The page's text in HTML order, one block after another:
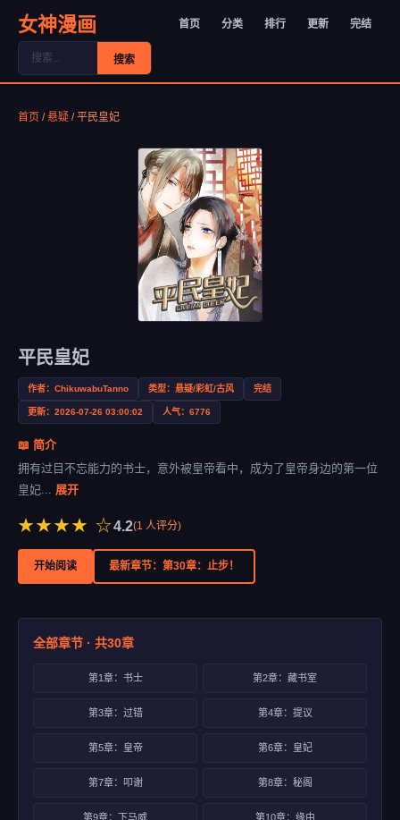
女神漫画 首页 分类 排行 更新 完结
搜索
首页 /悬疑 /平民皇妃
平民皇妃
作者：ChikuwabuTanno 类型：悬疑/彩虹/古风 完结
更新：2026-07-26 03:00:02 人气：6776
📖 简介
拥有过目不忘能力的书士，意外被皇帝看中，成为了皇帝身边的第一位
皇妃... 展开
★★★★ ☆4.2(1 人评分)
开始阅读 最新章节：第30章：止步！
全部章节 · 共30章
第1章：书士 第2章：藏书室
第3章：过错 第4章：提议
第5章：皇帝 第6章：皇妃
第7章：叩谢 第8章：秘阁
第9章：下马威 第10章：缘由